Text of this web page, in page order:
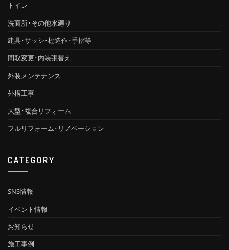
トイレ
洗面所･その他水廻り
建具･サッシ･棚造作･手摺等
間取変更･内装張替え
外装メンテナンス
外構工事
大型･複合リフォーム
フルリフォーム･リノベーション
CATEGORY
SNS情報
イベント情報
お知らせ
施工事例